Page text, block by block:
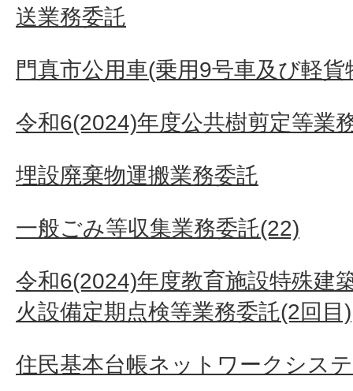
送業務委託
門真市公用車(乗用9号車及び軽
令和6(2024)年度公共樹剪定等業
埋設廃棄物運搬業務委託
一般ごみ等収集業務委託(22)
令和6(2024)年度教育施設特殊建
火設備定期点検等業務委託(2回目)
住民基本台帳ネットワークシス